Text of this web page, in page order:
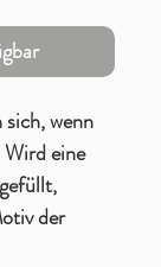
sich, wenn
Wird eine
der